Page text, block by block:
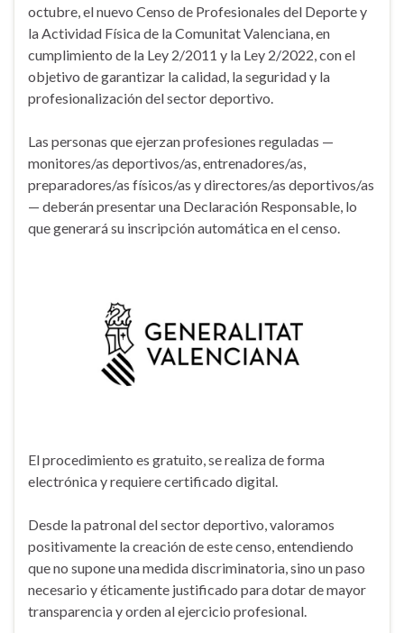
octubre, el nuevo Censo de Profesionales del Deporte y
la Actividad Física de la Comunitat Valenciana, en
cumplimiento de la Ley 2/2011 y la Ley 2/2022, con el
objetivo de garantizar la calidad, la seguridad y la
profesionalización del sector deportivo.
Las personas que ejerzan profesiones reguladas —
monitores/as deportivos/as, entrenadores/as,
preparadores/as físicos/as y directores/as deportivos/as
— deberán presentar una Declaración Responsable, lo
que generará su inscripción automática en el censo.
El procedimiento es gratuito, se realiza de forma
electrónica y requiere certificado digital.
Desde la patronal del sector deportivo, valoramos
positivamente la creación de este censo, entendiendo
que no supone una medida discriminatoria, sino un paso
necesario y éticamente justificado para dotar de mayor
transparencia y orden al ejercicio profesional.